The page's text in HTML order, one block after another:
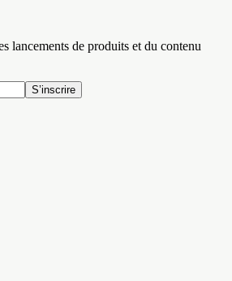
lancements de produits et du contenu
S’inscrire